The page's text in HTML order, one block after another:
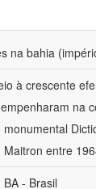
na bahia
à crescente
na
entre
- Brasil